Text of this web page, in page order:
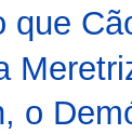
que
o